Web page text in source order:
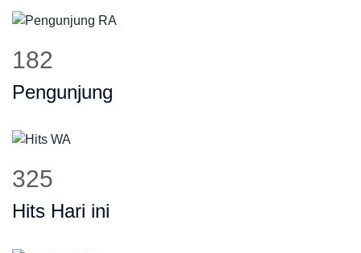
225
Pengunjung
401
Hits Hari ini